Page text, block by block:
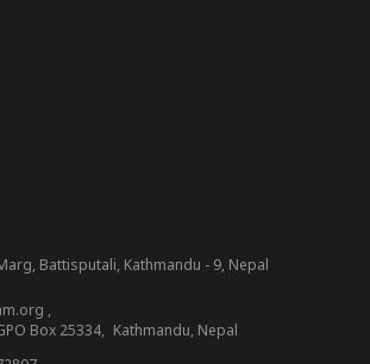
Battisputali, Kathmandu - 9, Nepal
,
Box 25334, Kathmandu, Nepal